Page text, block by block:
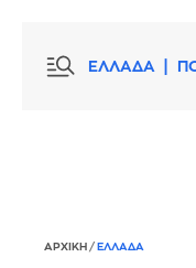
ΕΛΛΑΔΑ
ΑΡΧΙΚΗ / ΕΛΛΑΔΑ